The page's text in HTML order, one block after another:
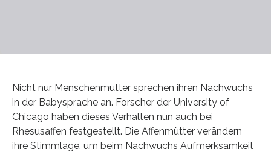
Nicht nur Menschenmütter sprechen ihren Nachwuchs
in der Babysprache an. Forscher der University of
Chicago haben dieses Verhalten nun auch bei
Rhesusaffen festgestellt. Die Affenmütter verändern
ihre Stimmlage, um beim Nachwuchs Aufmerksamkeit